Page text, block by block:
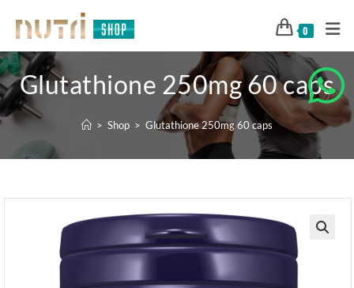
0
Glutathione 250mg 60 caps
> Shop > Glutathione 250mg 60 caps